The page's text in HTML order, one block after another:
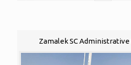
Zamalek SC